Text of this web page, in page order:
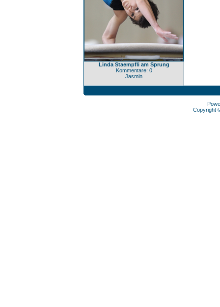
Linda Staempfli am Sprung
Kommentare: 0
Jasmin
Copyright